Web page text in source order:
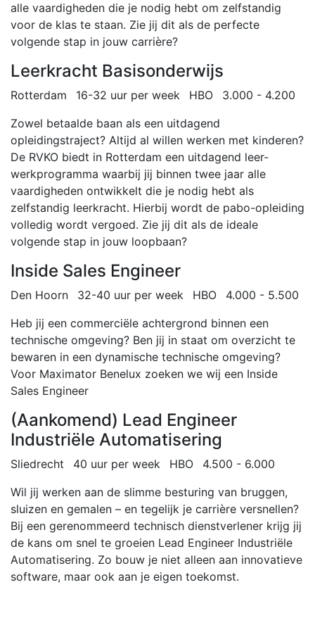
alle vaardigheden die je nodig hebt om zelfstandig
voor de klas te staan. Zie jij dit als de perfecte
volgende stap in jouw carrière?
Leerkracht Basisonderwijs
Rotterdam 16-32 uur per week HBO
3.000 - 4.200
Zowel betaalde baan als een uitdagend
opleidingstraject? Altijd al willen werken met kinderen?
De RVKO biedt in Rotterdam een uitdagend leer-
werkprogramma waarbij jij binnen twee jaar alle
vaardigheden ontwikkelt die je nodig hebt als
zelfstandig leerkracht. Hierbij wordt de pabo-opleiding
volledig wordt vergoed. Zie jij dit als de ideale
volgende stap in jouw loopbaan?
Inside Sales Engineer
Den Hoorn 32-40 uur per week HBO
4.000 - 5.500
Heb jij een commerciële achtergrond binnen een
technische omgeving? Ben jij in staat om overzicht te
bewaren in een dynamische technische omgeving?
Voor Maximator Benelux zoeken we wij een Inside
Sales Engineer
(Aankomend) Lead Engineer
Industriële Automatisering
Sliedrecht 40 uur per week HBO
4.500 - 6.000
Wil jij werken aan de slimme besturing van bruggen,
sluizen en gemalen – en tegelijk je carrière versnellen?
Bij een gerenommeerd technisch dienstverlener krijg jij
de kans om snel te groeien Lead Engineer Industriële
Automatisering. Zo bouw je niet alleen aan innovatieve
software, maar ook aan je eigen toekomst.